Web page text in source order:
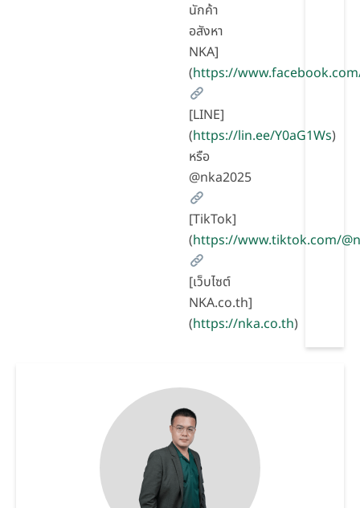
นักค้า
อสังหา
NKA]
(https://
[LINE]
(https://lin.ee/Y0aG1Ws)
หรือ
@nka2025
[TikTok]
(https://www.tiktok.com/
[เว็บไซต์
NKA.co.th]
(https://nka.co.th)